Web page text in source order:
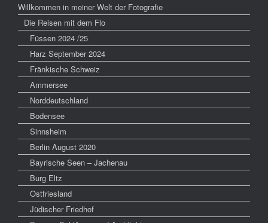
Willkommen in meiner Welt der Fotografie
Die Reisen mit dem Flo
Füssen 2024 /25
Harz September 2024
Fränkische Schweiz
Ammersee
Norddeutschland
Bodensee
Sinnsheim
Berlin August 2020
Bayrische Seen – Jachenau
Burg Eltz
Ostfriesland
Jüdischer Friedhof